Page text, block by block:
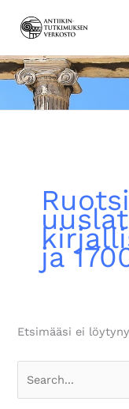
sisältöön
ja
Etsimääsi ei
for: